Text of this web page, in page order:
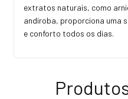
extratos naturais, como
andiroba, proporciona uma
e conforto todos os dias.